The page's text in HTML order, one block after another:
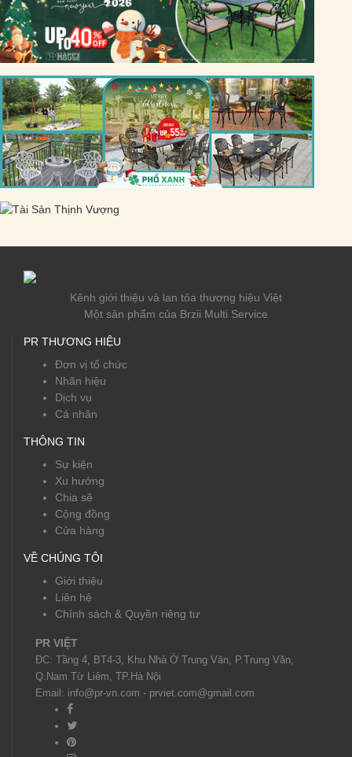
Kênh giới thiệu và lan tỏa thương hiệu Việt
Một sản phẩm của Brzii Multi Service
PR THƯƠNG HIỆU
Đơn vị tổ chức
Nhãn hiệu
Dịch vụ
Cá nhân
THÔNG TIN
Sự kiện
Xu hướng
Chia sẽ
Cộng đồng
Cửa hàng
VỀ CHÚNG TÔI
Giới thiệu
Liên hệ
Chính sách & Quyền riêng tư
PR VIỆT
ĐC: Tầng 4, BT4-3, Khu Nhà Ở Trung Văn, P.Trung Văn,
Q.Nam Từ Liêm, TP.Hà Nội
Email: info@pr-vn.com - prviet.com@gmail.com